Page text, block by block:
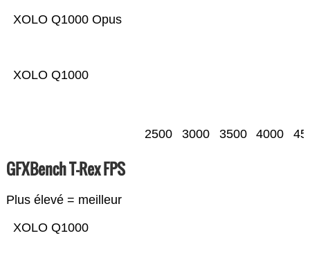
XOLO Q1000
XOLO Q1000 Opus
2500 3000 3500 4000
GFXBench T-Rex FPS
Plus élevé = meilleur
XOLO Q1000